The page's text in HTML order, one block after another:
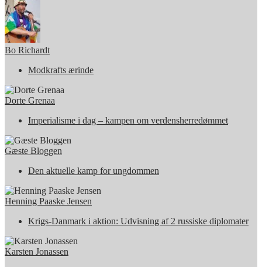
Bo Richardt
Modkrafts ærinde
Dorte Grenaa
Imperialisme i dag – kampen om verdensherredømmet
Gæste Bloggen
Den aktuelle kamp for ungdommen
Henning Paaske Jensen
Krigs-Danmark i aktion: Udvisning af 2 russiske diplomater
Karsten Jonassen